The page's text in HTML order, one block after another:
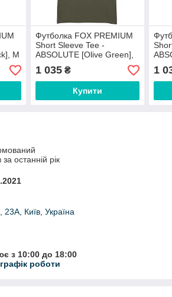
M
Футболка FOX PREMIUM
Short Sleeve Tee -
ABSOLUTE [Olive Green],
L
1 035₴
Купити
1
останній рік
Київ, Україна
з 10:00 до 18:00
роботи